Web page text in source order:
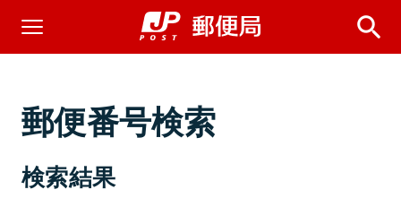
郵便番号検索
検索結果